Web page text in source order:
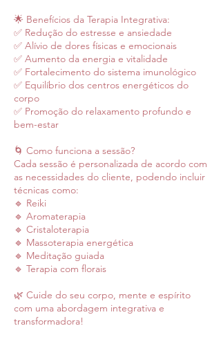
🌟 Benefícios da Terapia Integrativa:
✅ Redução do estresse e ansiedade
✅ Alívio de dores físicas e emocionais
✅ Aumento da energia e vitalidade
✅ Fortalecimento do sistema imunológico
✅ Equilíbrio dos centros energéticos do
corpo
✅ Promoção do relaxamento profundo e
bem-estar
🌀 Como funciona a sessão?
Cada sessão é personalizada de acordo com
as necessidades do cliente, podendo incluir
técnicas como:
🔹 Reiki
🔹 Aromaterapia
🔹 Cristaloterapia
🔹 Massoterapia energética
🔹 Meditação guiada
🔹 Terapia com florais
🌿 Cuide do seu corpo, mente e espírito
com uma abordagem integrativa e
transformadora!